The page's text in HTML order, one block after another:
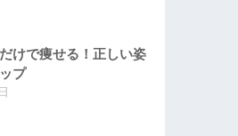
けで痩せる！正しい姿
プ